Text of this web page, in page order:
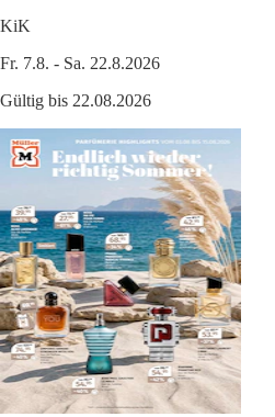
KiK
Fr. 7.8. - Sa. 22.8.2026
Gültig bis 22.08.2026